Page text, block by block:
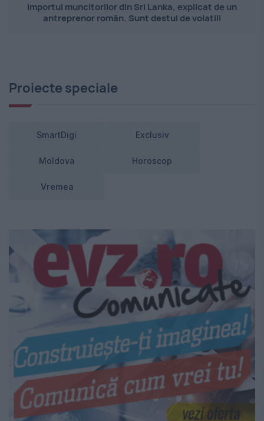
Importul muncitorilor din Sri Lanka, explicat de un
antreprenor român. Sunt destul de volatili
Proiecte speciale
SmartDigi Exclusiv
Moldova Horoscop
Vremea